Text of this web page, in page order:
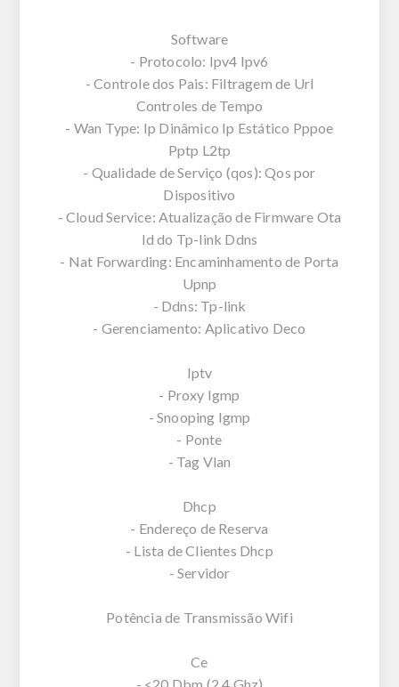
Software
- Protocolo: Ipv4 Ipv6
- Controle dos Pais: Filtragem de Url
Controles de Tempo
- Wan Type: Ip Dinâmico Ip Estático Pppoe
Pptp L2tp
- Qualidade de Serviço (qos): Qos por
Dispositivo
- Cloud Service: Atualização de Firmware Ota
Id do Tp-link Ddns
- Nat Forwarding: Encaminhamento de Porta
Upnp
- Ddns: Tp-link
- Gerenciamento: Aplicativo Deco
Iptv
- Proxy Igmp
- Snooping Igmp
- Ponte
- Tag Vlan
Dhcp
- Endereço de Reserva
- Lista de Clientes Dhcp
- Servidor
Potência de Transmissão Wifi
Ce